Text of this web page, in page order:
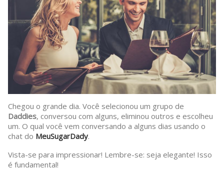
Chegou o grande dia. Você selecionou um grupo de
Daddies, conversou com alguns, eliminou outros e escolheu
um. O qual você vem conversando a alguns dias usando o
chat do MeuSugarDady.
Vista-se para impressionar! Lembre-se: seja elegante! Isso
é fundamental!